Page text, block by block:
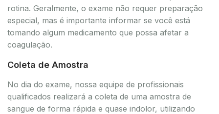
rotina. Geralmente, o exame não requer preparação
especial, mas é importante informar se você está
tomando algum medicamento que possa afetar a
coagulação.
Coleta de Amostra
No dia do exame, nossa equipe de profissionais
qualificados realizará a coleta de uma amostra de
sangue de forma rápida e quase indolor, utilizando